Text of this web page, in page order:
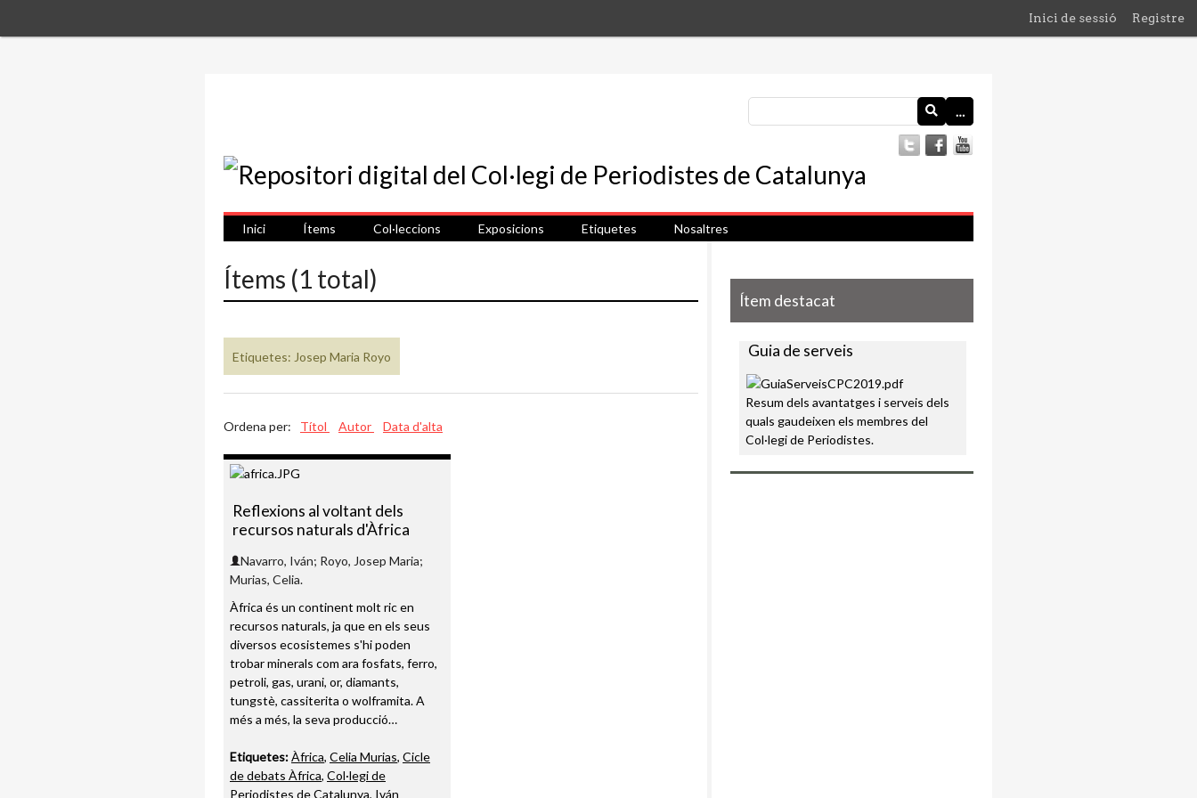
Inici de sessió Registre
…
Inici Ítems Col·leccions Exposicions Etiquetes Nosaltres
Ítems (1 total)
Etiquetes: Josep Maria Royo
Ordena per: Títol Autor Data d'alta
Reflexions al voltant dels
recursos naturals d'Àfrica
Navarro, Iván; Royo, Josep Maria;
Murias, Celia.
Àfrica és un continent molt ric en
recursos naturals, ja que en els seus
diversos ecosistemes s'hi poden
trobar minerals com ara fosfats, ferro,
petroli, gas, urani, or, diamants,
tungstè, cassiterita o wolframita. A
més a més, la seva producció…
Etiquetes:Àfrica, Celia Murias, Cicle
de debats Àfrica, Col·legi de
Periodistes de Catalunya, Iván
Ítem destacat
Guia de serveis
Resum dels avantatges i serveis dels
quals gaudeixen els membres del
Col·legi de Periodistes.